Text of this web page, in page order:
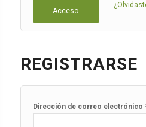
Acceso
REGISTRARSE
Dirección de correo electrónico